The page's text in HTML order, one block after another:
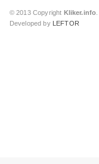
© 2013 Copyright Kliker.info
Developed by
LEFTOR